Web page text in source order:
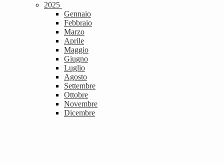
2025
Gennaio
Febbraio
Marzo
Aprile
Maggio
Giugno
Luglio
Agosto
Settembre
Ottobre
Novembre
Dicembre